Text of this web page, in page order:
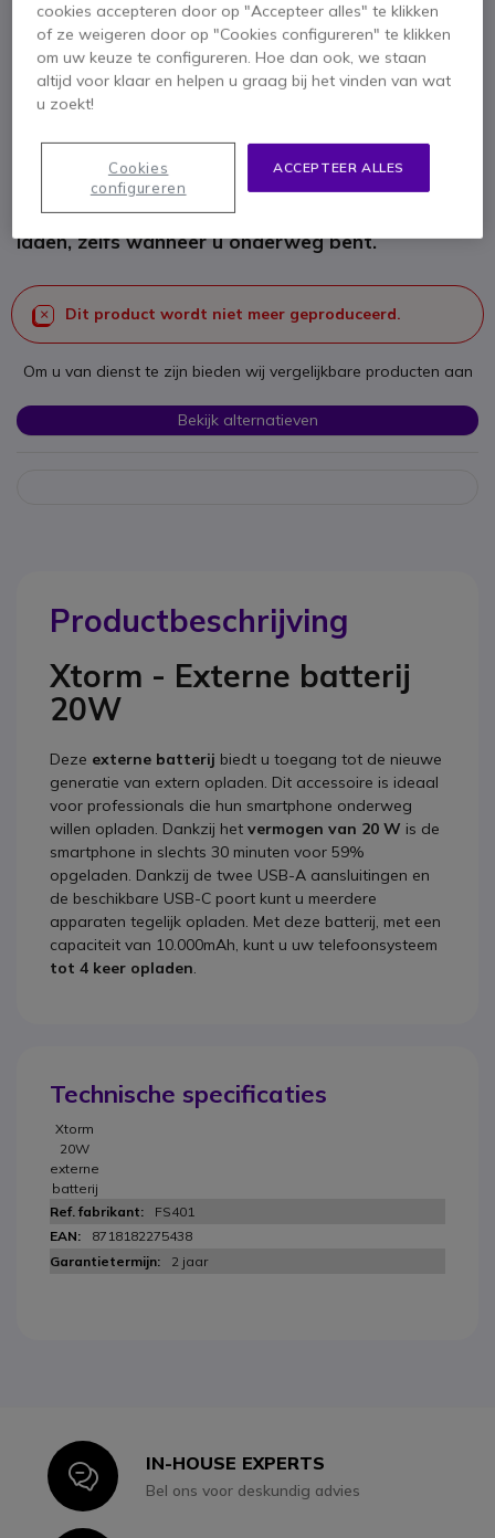
Xtorm 20W externe
batterij
SKU XTFS401 // Referentie fabrikant: FS401
laden, zelfs wanneer u onderweg bent.
Dit product wordt niet meer geproduceerd.
Om u van dienst te zijn bieden wij vergelijkbare producten aan
Bekijk alternatieven
Ga naar het begin van de afbeeldingen-gallerij
Productbeschrijving
Xtorm - Externe batterij
20W
Deze externe batterij biedt u toegang tot de nieuwe
generatie van extern opladen. Dit accessoire is ideaal
voor professionals die hun smartphone onderweg
willen opladen. Dankzij het vermogen van 20 W is de
smartphone in slechts 30 minuten voor 59%
opgeladen. Dankzij de twee USB-A aansluitingen en
de beschikbare USB-C poort kunt u meerdere
apparaten tegelijk opladen. Met deze batterij, met een
capaciteit van 10.000mAh, kunt u uw telefoonsysteem
tot 4 keer opladen.
Technische specificaties
Xtorm
20W
externe
batterij
FS401
8718182275438
2 jaar
IconIN-HOUSE EXPERTS
Bel ons voor deskundig advies
cookies accepteren door op "Accepteer alles" te klikken
of ze weigeren door op "Cookies configureren" te klikken
om uw keuze te configureren. Hoe dan ook, we staan
altijd voor klaar en helpen u graag bij het vinden van wat
u zoekt!
ACCEPTEER ALLES
Cookies
configureren